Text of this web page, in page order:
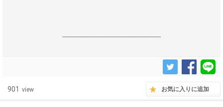
------------------------------------------------------------------
901 view お気に入りに追加